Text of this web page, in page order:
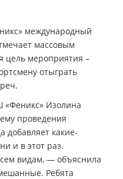
международный
массовым
цель мероприятия –
отыграть
Изолина
проведения
добавляет какие-
и в этот раз.
видам, — объяснила
Ребята